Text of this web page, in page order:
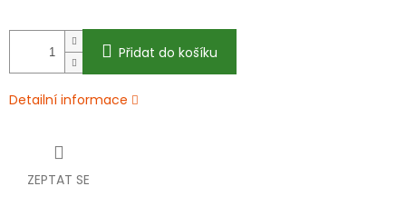
Přidat do košíku
Detailní informace
ZEPTAT SE